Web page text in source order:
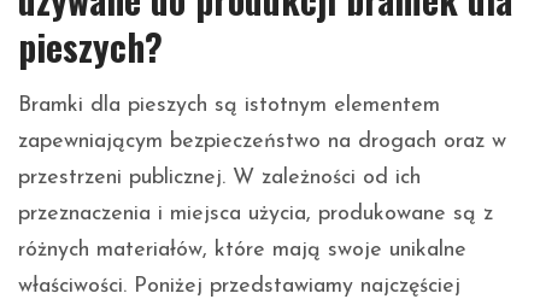
pieszych?
Bramki dla pieszych są istotnym elementem
zapewniającym bezpieczeństwo na drogach oraz w
przestrzeni publicznej. W zależności od ich
przeznaczenia i miejsca użycia, produkowane są z
różnych materiałów, które mają swoje unikalne
właściwości. Poniżej przedstawiamy najczęściej